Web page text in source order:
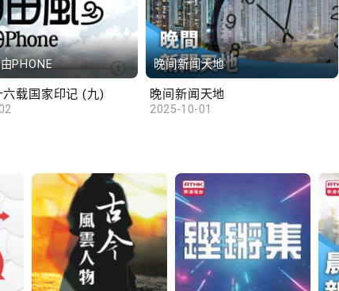
PHONE
载国家印记 (九)
晚间新闻天地
晚间新闻天地
2025-10-01